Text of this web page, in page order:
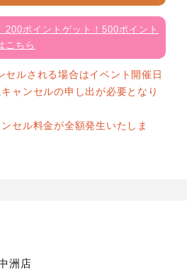
200ポイントゲット！500ポイント
こちら
セルされる場合はイベント開催日
ャンセルの申し出が必要となり
セル料金が全額発生いたしま
洲店